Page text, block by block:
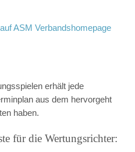
ASM Verbandshomepage
erhält jede
aus dem hervorgeht
haben.
für die Wertungsrichter: